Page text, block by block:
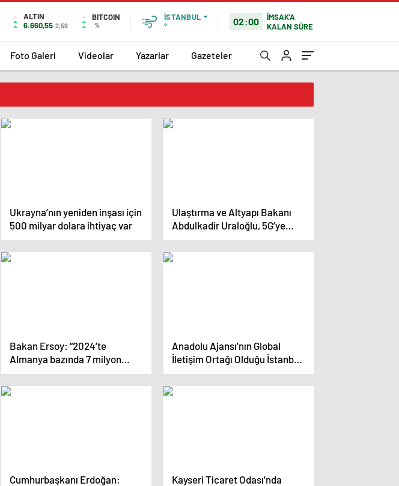
ALTIN
6.660,55 2,59
BITCOIN
%
İSTANBUL
°
02:00
İMSAK'A
KALAN SÜRE
Foto Galeri Videolar Yazarlar Gazeteler
Ukrayna’nın yeniden inşası için
500 milyar dolara ihtiyaç var
Ulaştırma ve Altyapı Bakanı
Abdulkadir Uraloğlu, 5G’ye
2026’da geçileceğini belirtti
Bakan Ersoy: “2024’te
Almanya bazında 7 milyon
(turist) sayısını geçmeyi
umuyoruz”
Anadolu Ajansı’nın Global
İletişim Ortağı Olduğu İstanbul
Yayımcılık Profesyonel
Buluşmaları Başladı
Cumhurbaşkanı Erdoğan:
Kayseri Ticaret Odası’nda